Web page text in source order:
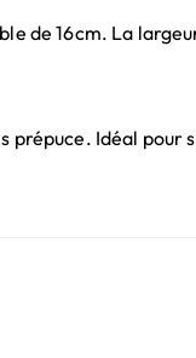
de 16cm. La
prépuce. Idéal